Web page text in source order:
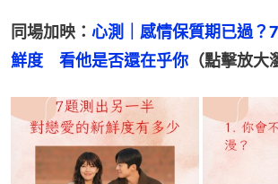
同場加映： 心測｜感情保質期已過？
鮮度　看他是否還在乎你 （點擊放